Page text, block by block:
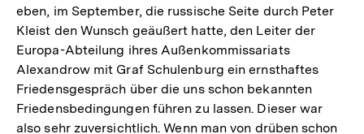
eben, im September, die russische Seite durch Peter
Kleist den Wunsch geäußert hatte, den Leiter der
Europa-Abteilung ihres Außenkommissariats
Alexandrow mit Graf Schulenburg ein ernsthaftes
Friedensgespräch über die uns schon bekannten
Friedensbedingungen führen zu lassen. Dieser war
also sehr zuversichtlich. Wenn man von drüben schon